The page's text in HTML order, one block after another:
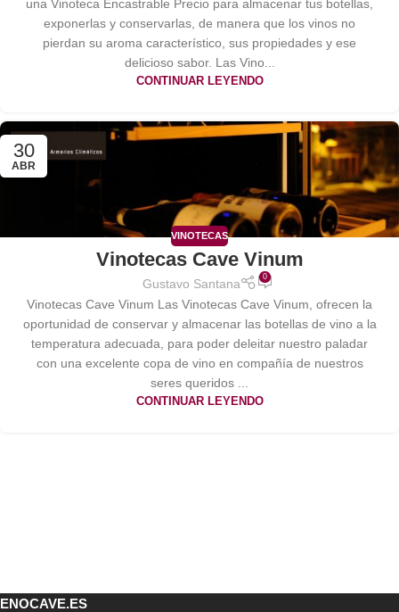
una Vinoteca Encastrable Precio para almacenar tus botellas,
exponerlas y conservarlas, de manera que los vinos no
pierdan su aroma característico, sus propiedades y ese
delicioso sabor. Las Vino...
CONTINUAR LEYENDO
30
ABR
VINOTECAS
Vinotecas Cave Vinum
Gustavo Santana 0
Vinotecas Cave Vinum Las Vinotecas Cave Vinum, ofrecen la
oportunidad de conservar y almacenar las botellas de vino a la
temperatura adecuada, para poder deleitar nuestro paladar
con una excelente copa de vino en compañía de nuestros
seres queridos ...
CONTINUAR LEYENDO
ENOCAVE.ES